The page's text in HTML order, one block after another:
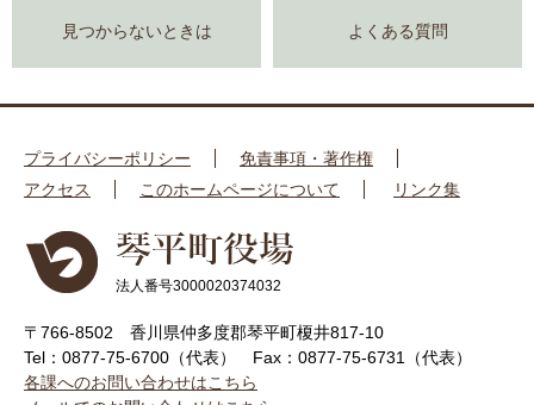
見つからないときは よくある質問
プライバシーポリシー
免責事項・著作権
アクセス
このホームページについて リンク集
法人番号3000020374032
〒766-8502 香川県仲多度郡琴平町榎井817-10
Tel：0877-75-6700（代表）
Fax：0877-75-6731（代表）
各課へのお問い合わせはこちら